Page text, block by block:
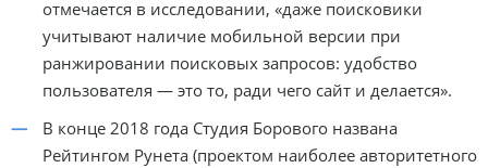
отмечается в исследовании, «даже поисковики
учитывают наличие мобильной версии при
ранжировании поисковых запросов: удобство
пользователя — это то, ради чего сайт и делается».
В конце 2018 года Студия Борового названа
Рейтингом Рунета (проектом наиболее авторитетного